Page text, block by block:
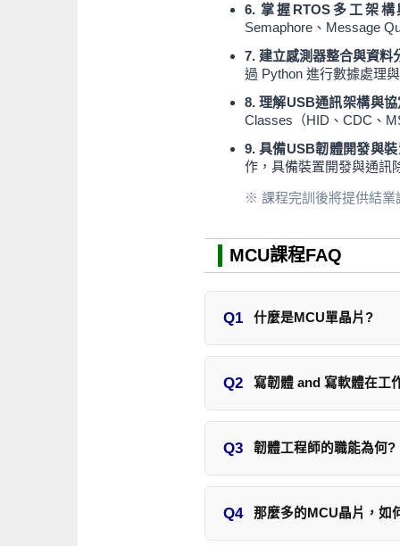
6. 掌握RTOS多工架
Semaphore、Message
7. 建立感測器整合與資料
過 Python 進行數據處理
8. 理解USB通訊架構與
Classes（HID、CDC、
9. 具備USB韌體開發與
作，具備裝置開發與通訊
※ 課程完訓後將提供結業
MCU課程FAQ
Q1 什麼是MCU單晶片?
基本上，一顆MCU單晶片
Q2 寫韌體 and 寫軟體在工
韌體是一段程式碼介於硬體
若存在韌體這一層角色，就
料，而不必知道底層的細節
Q3 韌體工程師的職能為何?
能對訊號處理、IP元件的驅
Q4 那麼多的MCU晶片，如